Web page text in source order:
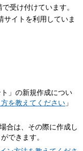
受け付けています。
イトを利用していま
」の新規作成につい
を教えてください 」
合は、その際に作成し
できます。